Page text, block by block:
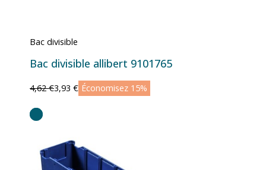
Bac divisible
Bac divisible allibert 9101765
4,62 €3,93 € Économisez 15%